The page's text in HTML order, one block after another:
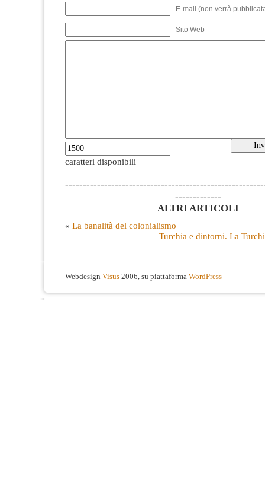
E-mail (non verrà
Sito Web
caratteri disponibili
-------------
ALTRI ARTICOLI
« La banalità del colonialismo
Turchia e dintorni. La
Webdesign Visus 2006, su piattaforma WordPress